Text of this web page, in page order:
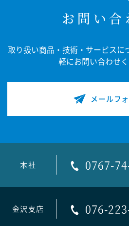
お問い合
取り扱い商品・技術・サービスに
軽にお問い合わせく
メールフ
本社 0767-
金沢支店 076-